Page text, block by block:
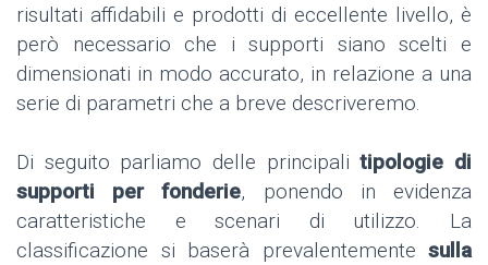
risultati affidabili e prodotti di eccellente livello, è
però necessario che i supporti siano scelti e
dimensionati in modo accurato, in relazione a una
serie di parametri che a breve descriveremo.
Di seguito parliamo delle principalitipologie di
supporti per fonderie, ponendo in evidenza
caratteristiche e scenari di utilizzo. La
classificazione si baserà prevalentemente sulla